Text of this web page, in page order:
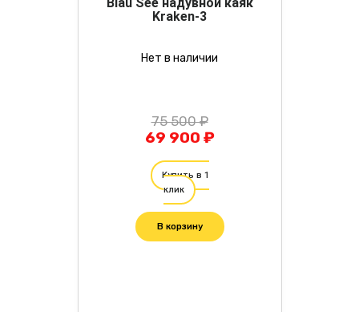
Kraken-3
Нет в наличии
75 500 ₽
69 900 ₽
Купить в 1
клик
В корзину